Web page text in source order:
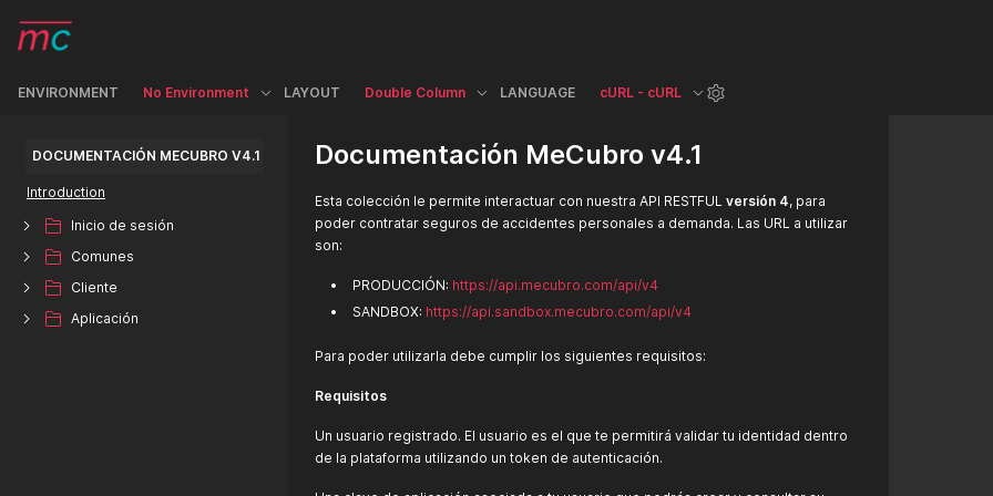
ENVIRONMENT No Environment LAYOUT Double Column LANGUAGE cURL - cURL
DOCUMENTACIÓN MECUBRO V4.1
Introduction
Inicio de sesión
Comunes
Cliente
Aplicación
Documentación MeCubro v4.1
Esta colección le permite interactuar con nuestra API RESTFUL versión 4, para
poder contratar seguros de accidentes personales a demanda. Las URL a utilizar
son:
PRODUCCIÓN: https://api.mecubro.com/api/v4
SANDBOX: https://api.sandbox.mecubro.com/api/v4
Para poder utilizarla debe cumplir los siguientes requisitos:
Requisitos
Un usuario registrado. El usuario es el que te permitirá validar tu identidad dentro
de la plataforma utilizando un token de autenticación.